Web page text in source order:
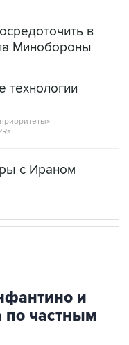
в
Минобороны
технологии
с Ираном
и
по частным